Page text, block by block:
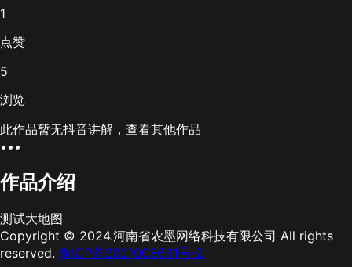
1
点赞
5
浏览
此作品暂无抖音讲解，查看其他作品
•••
作品介绍
测试大地图
Copyright © 2024.河南省农墨网络科技有限公司 All rights
reserved. 豫ICP备2021003631号-2